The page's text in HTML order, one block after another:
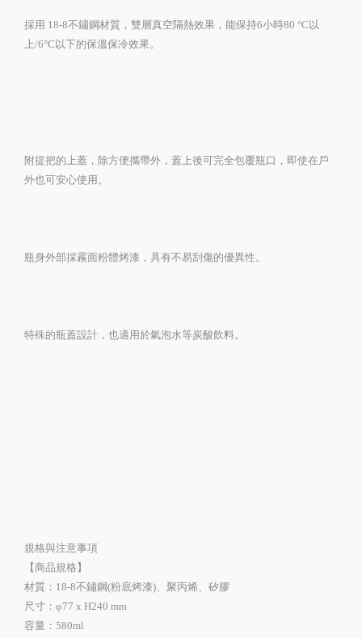
採用 18-8不鏽鋼材質，雙層真空隔熱效果，能保持6小時80 °C以
上/6°C以下的保溫保冷效果。
附提把的上蓋，除方便攜帶外，蓋上後可完全包覆瓶口，即使在戶
外也可安心使用。
瓶身外部採霧面粉體烤漆，具有不易刮傷的優異性。
特殊的瓶蓋設計，也適用於氣泡水等炭酸飲料。
規格與注意事項
【商品規格】
材質：18-8不鏽鋼(粉底烤漆)、聚丙烯、矽膠
尺寸：φ77 x H240 mm
容量：580ml